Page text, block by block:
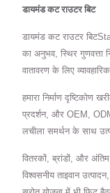
डायमंड कट राउटर बिट
डायमंड कट राउटर
का अनुभव, स्थिर गुणवत्ता
वातावरण के लिए
हमारा निर्माण दृष्टिकोण
प्रदर्शन, और OEM,
लचीला समर्थन के साथ
वितरकों, ब्रांडों, और
विश्वसनीय ताइवान